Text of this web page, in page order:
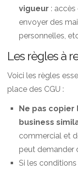
vigueur :
envoyer des
personnelles,
Les règles à
Voici les règles
place des CGU :
Ne pas copier
business
commercial et
peut demander
Si les